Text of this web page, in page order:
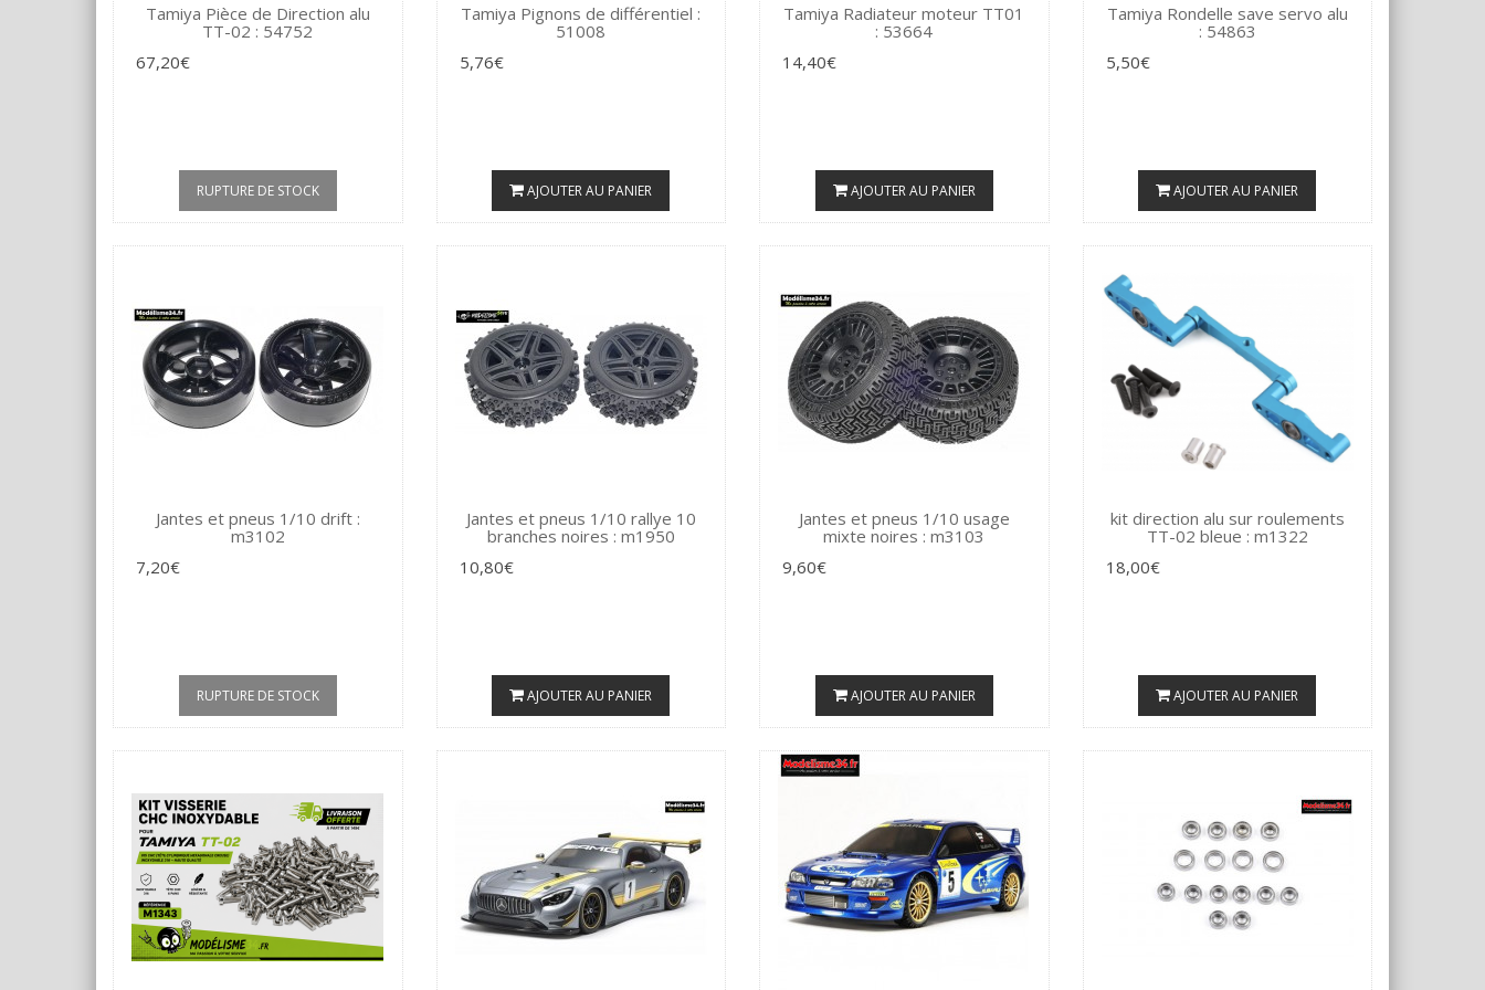
Tamiya Pièce de Direction alu
TT-02 : 54752
67,20€
RUPTURE DE STOCK
Tamiya Pignons de différentiel :
51008
5,76€
AJOUTER AU PANIER
Tamiya Radiateur moteur TT01
: 53664
14,40€
AJOUTER AU PANIER
Tamiya Rondelle save servo alu
: 54863
5,50€
AJOUTER AU PANIER
Jantes et pneus 1/10 drift :
m3102
7,20€
RUPTURE DE STOCK
Jantes et pneus 1/10 rallye 10
branches noires : m1950
10,80€
AJOUTER AU PANIER
Jantes et pneus 1/10 usage
mixte noires : m3103
9,60€
AJOUTER AU PANIER
kit direction alu sur roulements
TT-02 bleue : m1322
18,00€
AJOUTER AU PANIER